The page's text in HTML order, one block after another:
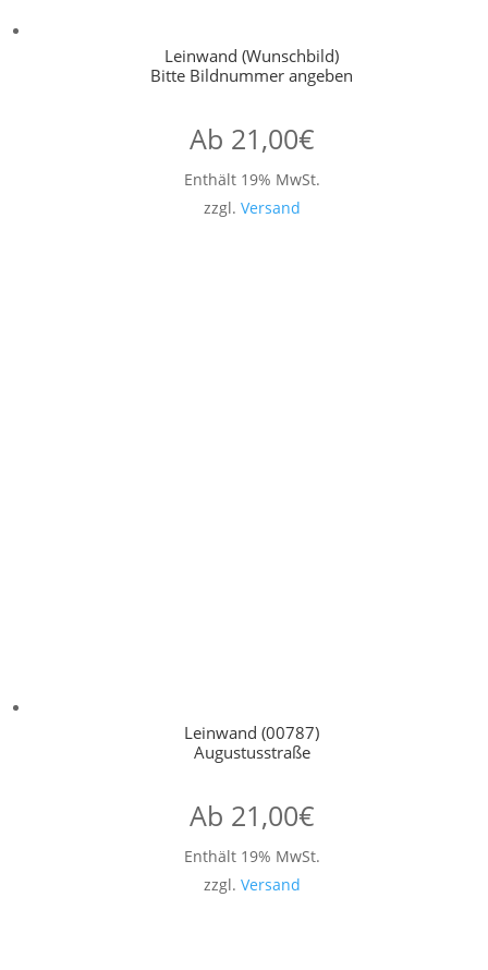
Leinwand (Wunschbild)
Bitte Bildnummer angeben
Ab 21,00€
Enthält 19% MwSt.
zzgl. Versand
Leinwand (00787)
Augustusstraße
Ab 21,00€
Enthält 19% MwSt.
zzgl. Versand